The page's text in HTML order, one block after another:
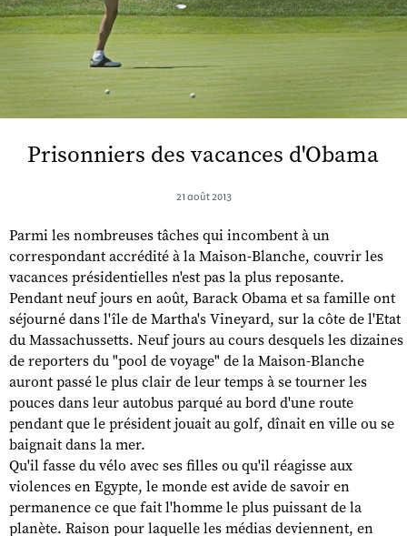
Prisonniers des vacances d'Obama
21 août 2013
Parmi les nombreuses tâches qui incombent à un
correspondant accrédité à la Maison-Blanche, couvrir les
vacances présidentielles n'est pas la plus reposante.
Pendant neuf jours en août, Barack Obama et sa famille ont
séjourné dans l'île de Martha's Vineyard, sur la côte de l'Etat
du Massachussetts. Neuf jours au cours desquels les dizaines
de reporters du "pool de voyage" de la Maison-Blanche
auront passé le plus clair de leur temps à se tourner les
pouces dans leur autobus parqué au bord d'une route
pendant que le président jouait au golf, dînait en ville ou se
baignait dans la mer.
Qu'il fasse du vélo avec ses filles ou qu'il réagisse aux
violences en Egypte, le monde est avide de savoir en
permanence ce que fait l'homme le plus puissant de la
planète. Raison pour laquelle les médias deviennent, en